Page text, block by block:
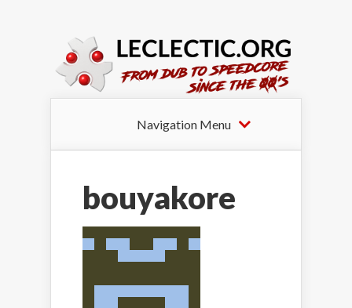
Navigation Menu
bouyakore